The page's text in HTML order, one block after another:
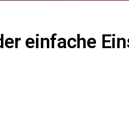
einfache